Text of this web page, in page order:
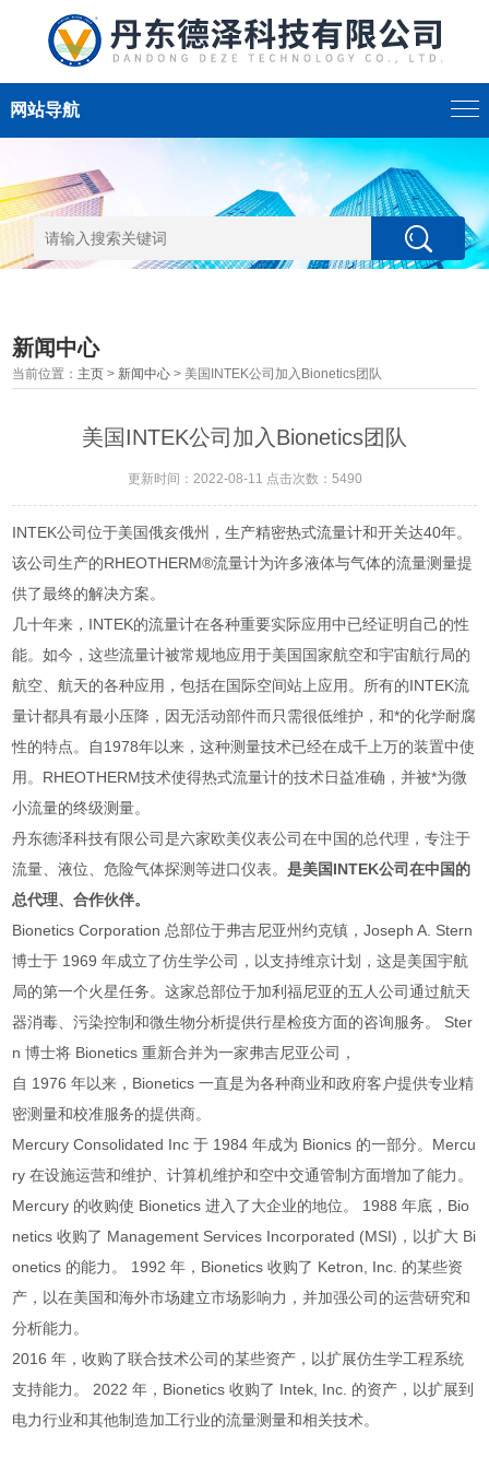
网站导航
新闻中心
当前位置： 主页 > 新闻中心 > 美国INTEK公司加入Bionetics团队
美国INTEK公司加入Bionetics团队
更新时间：2022-08-11 点击次数：5490
INTEK公司位于美国俄亥俄州，生产精密热式流量计和开关达40年。
该公司生产的RHEOTHERM®流量计为许多液体与气体的流量测量提
供了最终的解决方案。
几十年来，INTEK的流量计在各种重要实际应用中已经证明自己的性
能。如今，这些流量计被常规地应用于美国国家航空和宇宙航行局的
航空、航天的各种应用，包括在国际空间站上应用。所有的INTEK流
量计都具有最小压降，因无活动部件而只需很低维护，和*的化学耐腐
性的特点。自1978年以来，这种测量技术已经在成千上万的装置中使
用。RHEOTHERM技术使得热式流量计的技术日益准确，并被*为微
小流量的终级测量。
丹东德泽科技有限公司是六家欧美仪表公司在中国的总代理，专注于
流量、液位、危险气体探测等进口仪表。是美国INTEK公司在中国的
总代理、合作伙伴。
Bionetics Corporation 总部位于弗吉尼亚州约克镇，Joseph A. Stern
博士于 1969 年成立了仿生学公司，以支持维京计划，这是美国宇航
局的第一个火星任务。这家总部位于加利福尼亚的五人公司通过航天
器消毒、污染控制和微生物分析提供行星检疫方面的咨询服务。 Ster
n 博士将 Bionetics 重新合并为一家弗吉尼亚公司，
自 1976 年以来，Bionetics 一直是为各种商业和政府客户提供专业精
密测量和校准服务的提供商。
Mercury Consolidated Inc 于 1984 年成为 Bionics 的一部分。Mercu
ry 在设施运营和维护、计算机维护和空中交通管制方面增加了能力。
Mercury 的收购使 Bionetics 进入了大企业的地位。 1988 年底，Bio
netics 收购了 Management Services Incorporated (MSI)，以扩大 Bi
onetics 的能力。 1992 年，Bionetics 收购了 Ketron, Inc. 的某些资
产，以在美国和海外市场建立市场影响力，并加强公司的运营研究和
分析能力。
2016 年，收购了联合技术公司的某些资产，以扩展仿生学工程系统
支持能力。 2022 年，Bionetics 收购了 Intek, Inc. 的资产，以扩展到
电力行业和其他制造加工行业的流量测量和相关技术。